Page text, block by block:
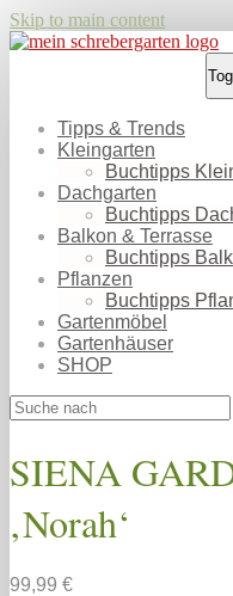
Skip to main content
Tipps & Trends
Kleingarten
Buchtipps
Dachgarten
Buchtipps
Balkon & Terrasse
Buchtipps
Pflanzen
Buchtipps
Gartenmöbel
Gartenhäuser
SHOP
SIENA
‚Norah‘
99,99 €